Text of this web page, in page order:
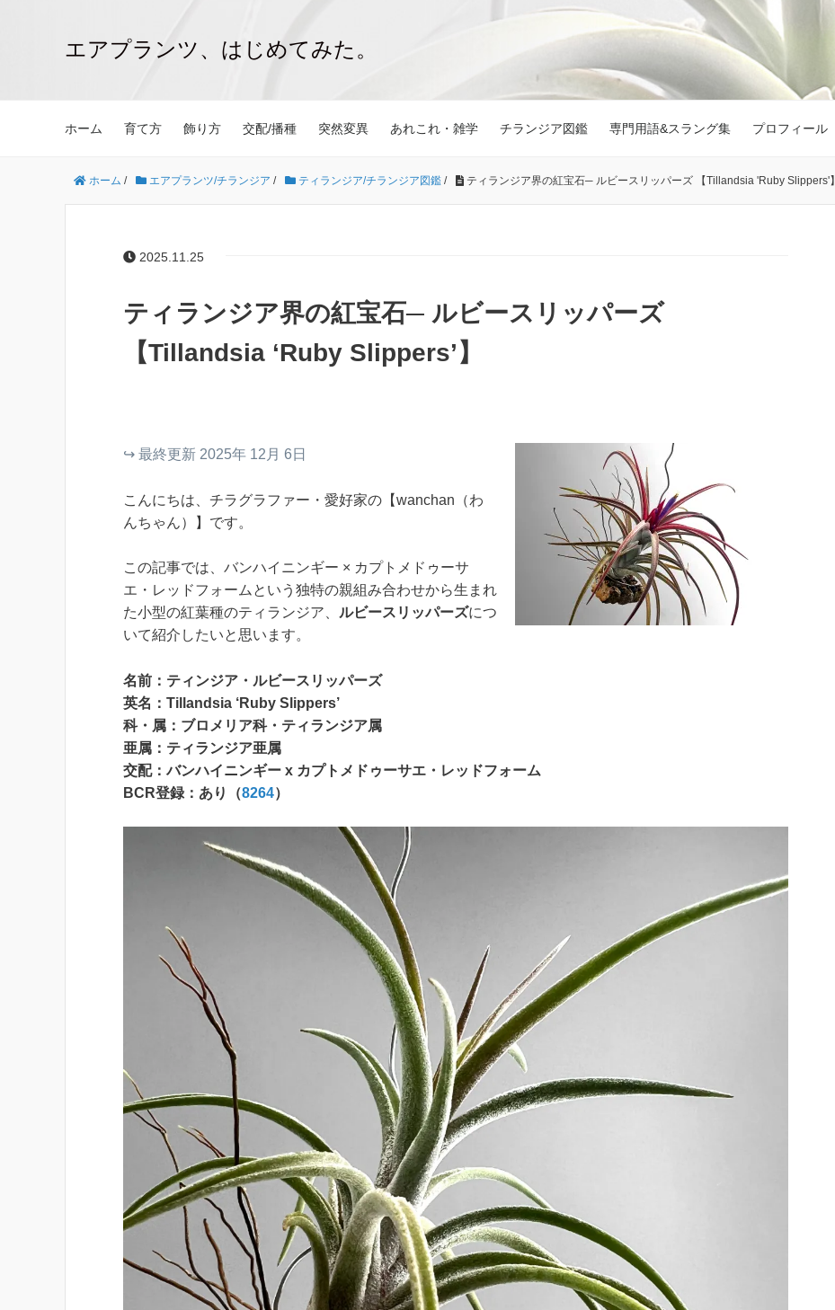
エアプランツ、はじめてみた。
ホーム 育て方 飾り方 交配/播種 突然変異 あれこれ・雑学 チランジア図鑑 専門用語&スラング集 プロフィール
ホーム / エアプランツ/チランジア / ティランジア/チランジア図鑑 / ティランジア界の紅宝石─ ルビースリッパーズ 【Tillandsia 'Ruby Slippers'】
2025.11.25
ティランジア界の紅宝石─ ルビースリッパーズ
【Tillandsia ‘Ruby Slippers’】
↪︎ 最終更新 2025年 12月 6日
こんにちは、チラグラファー・愛好家の【wanchan（わ
んちゃん）】です。
この記事では、バンハイニンギー × カプトメドゥーサ
エ・レッドフォームという独特の親組み合わせから生まれ
た小型の紅葉種のティランジア、 ルビースリッパーズにつ
いて紹介したいと思います。
名前：ティンジア・ルビースリッパーズ
英名：Tillandsia ‘Ruby Slippers’
科・属：ブロメリア科・ティランジア属
亜属：ティランジア亜属
交配：バンハイニンギー x カプトメドゥーサエ・レッドフォーム
BCR登録：あり（8264）